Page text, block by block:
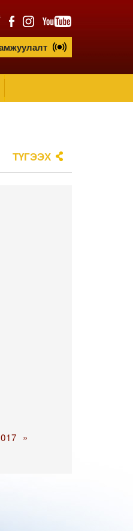
ТҮГЭЭХ
»